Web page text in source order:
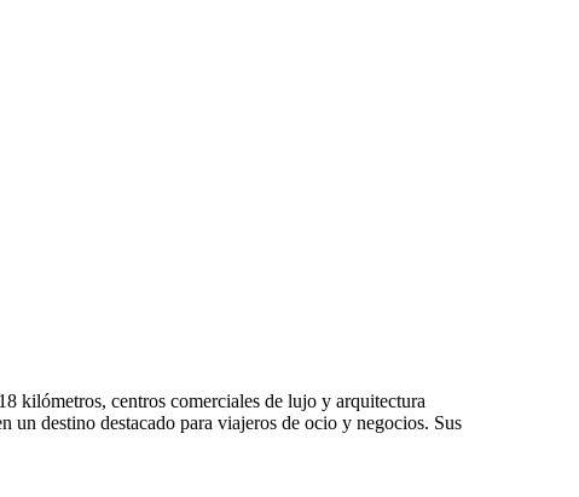
kilómetros, centros comerciales de lujo y arquitectura
destino destacado para viajeros de ocio y negocios. Sus